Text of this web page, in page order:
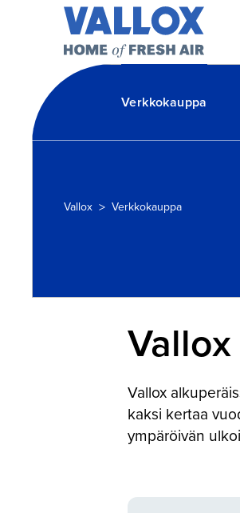
Verkkokauppa
Vallox > Verkkokauppa
Vallox
kaksi kertaa
ympäröivän